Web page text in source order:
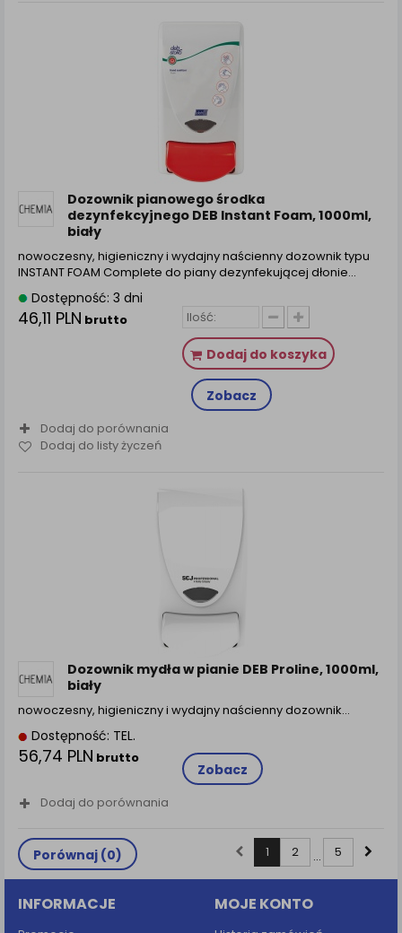
Dozownik pianowego środka
dezynfekcyjnego DEB Instant Foam, 1000ml,
biały
nowoczesny, higieniczny i wydajny naścienny dozownik typu
INSTANT FOAM Complete do piany dezynfekującej dłonie…
Dostępność: 3 dni
46,11 PLN brutto
Dodaj do koszyka
Zobacz
Dodaj do porównania
Dodaj do listy życzeń
Dozownik mydła w pianie DEB Proline, 1000ml,
biały
nowoczesny, higieniczny i wydajny naścienny dozownik…
Dostępność: TEL.
56,74 PLN brutto
Zobacz
Dodaj do porównania
Porównaj (0) 1 2 ... 5
INFORMACJE MOJE KONTO